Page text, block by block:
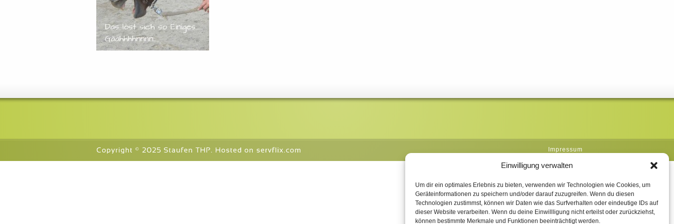
Einwilligung verwalten
Um dir ein optimales Erlebnis zu bieten, verwenden wir Technologien wie Cookies, um
Geräteinformationen zu speichern und/oder darauf zuzugreifen. Wenn du diesen
Technologien zustimmst, können wir Daten wie das Surfverhalten oder eindeutige IDs auf
dieser Website verarbeiten. Wenn du deine Einwillligung nicht erteilst oder zurückziehst,
können bestimmte Merkmale und Funktionen beeinträchtigt werden.
Impressum